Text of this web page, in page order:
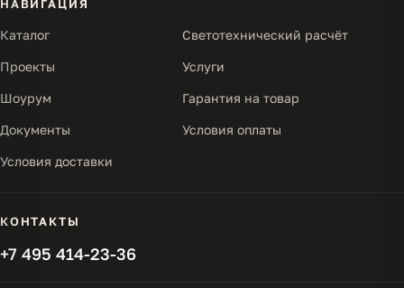
НАВИГАЦИЯ
Каталог Светотехнический расчёт
Проекты Услуги
Шоурум Гарантия на товар
Документы Условия оплаты
Условия доставки
КОНТАКТЫ
+7 495 414-23-36